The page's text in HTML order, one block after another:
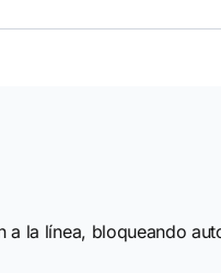
la línea, bloqueando